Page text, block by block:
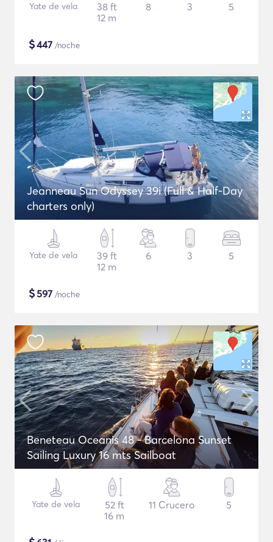
Yate de vela
38 ft
12 m
8 3 5
$447 /noche
Jeanneau Sun Odyssey 39i (Full & Half-Day
charters only)
Yate de vela
39 ft
12 m
6 3 5
$597 /noche
Beneteau Oceanis 48 - Barcelona Sunset
Sailing Luxury 16 mts Sailboat
Yate de vela
52 ft
16 m
11 Crucero 5